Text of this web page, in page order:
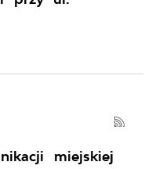
miejskiej